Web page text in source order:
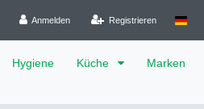
Anmelden Registrieren
Hygiene Küche Marken